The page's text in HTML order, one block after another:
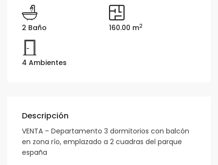
2 Baño 160.00 m2
4 Ambientes
Descripción
VENTA – Departamento 3 dormitorios con balcón
en zona río, emplazado a 2 cuadras del parque
españa